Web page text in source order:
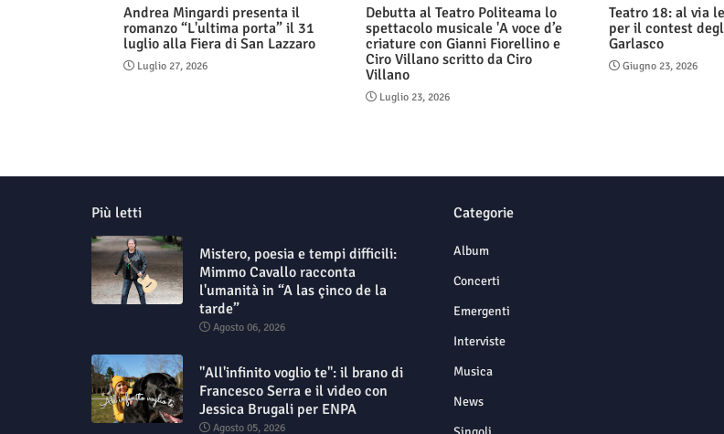
Andrea Mingardi presenta il
romanzo “L'ultima porta” il 31
luglio alla Fiera di San Lazzaro
Luglio 27, 2026
Debutta al Teatro Politeama lo
spettacolo musicale 'A voce d’e
criature con Gianni Fiorellino e
Ciro Villano scritto da Ciro
Villano
Luglio 23, 2026
Teatro 18: al via
per il contest
Garlasco
Giugno 23, 2026
Più letti
Mistero, poesia e tempi difficili:
Mimmo Cavallo racconta
l'umanità in “A las çinco de la
tarde”
Agosto 06, 2026
"All'infinito voglio te": il brano di
Francesco Serra e il video con
Jessica Brugali per ENPA
Agosto 05, 2026
Categorie
Album
Concerti
Emergenti
Interviste
Musica
News